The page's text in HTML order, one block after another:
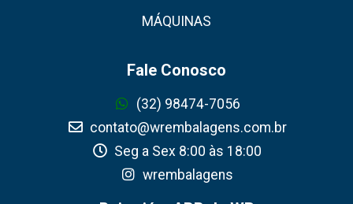
MÁQUINAS
Fale Conosco
(32) 98474-7056
contato@wrembalagens.com.br
Seg a Sex 8:00 às 18:00
wrembalagens